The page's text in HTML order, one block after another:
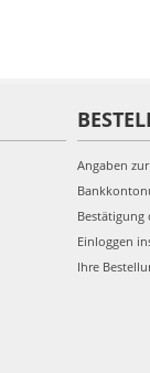
Angaben
Bestätigung
Einloggen
Ihre